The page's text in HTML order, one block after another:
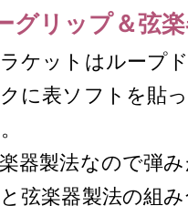
グリップ＆弦
ケットはループ
に表ソフトを貼
器製法なので弾
弦楽器製法の組